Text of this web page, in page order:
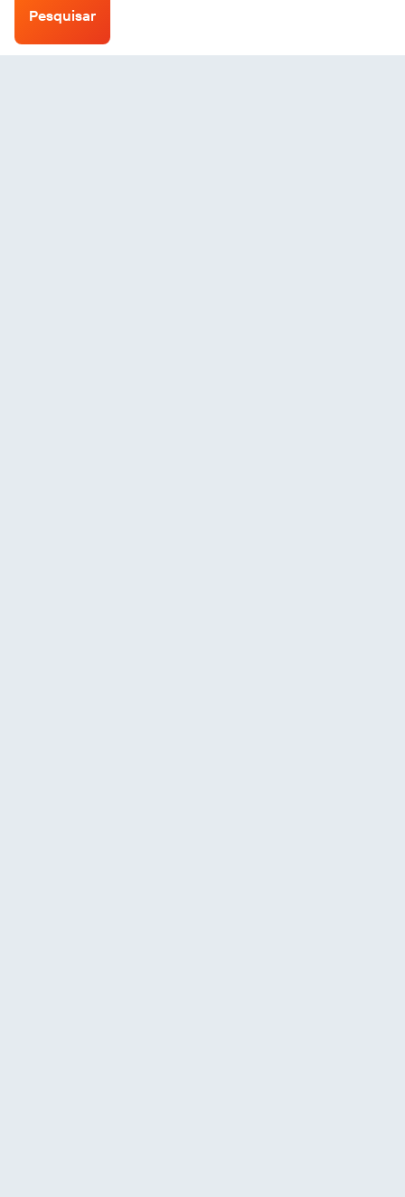
Pesquisar